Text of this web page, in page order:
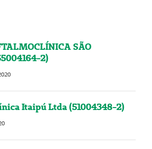
SÃO
2)
Itaipú Ltda (51004348-2)